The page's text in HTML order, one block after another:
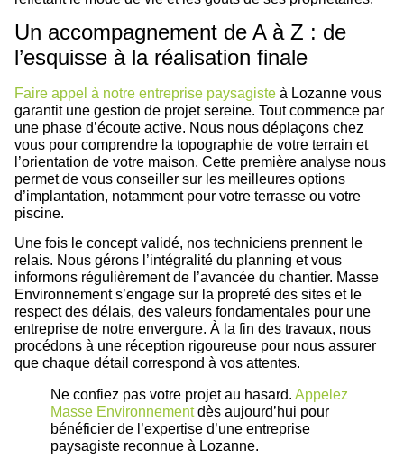
Un accompagnement de A à Z : de
l’esquisse à la réalisation finale
Faire appel à notre entreprise paysagiste à Lozanne vous
garantit une gestion de projet sereine. Tout commence par
une phase d’écoute active. Nous nous déplaçons chez
vous pour comprendre la topographie de votre terrain et
l’orientation de votre maison. Cette première analyse nous
permet de vous conseiller sur les meilleures options
d’implantation, notamment pour votre terrasse ou votre
piscine.
Une fois le concept validé, nos techniciens prennent le
relais. Nous gérons l’intégralité du planning et vous
informons régulièrement de l’avancée du chantier. Masse
Environnement s’engage sur la propreté des sites et le
respect des délais, des valeurs fondamentales pour une
entreprise de notre envergure. À la fin des travaux, nous
procédons à une réception rigoureuse pour nous assurer
que chaque détail correspond à vos attentes.
Ne confiez pas votre projet au hasard. Appelez
Masse Environnementdès aujourd’hui pour
bénéficier de l’expertise d’une entreprise
paysagiste reconnue à Lozanne.